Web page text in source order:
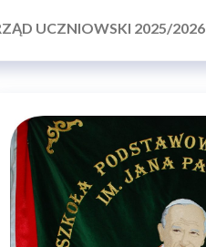
UCZNIOWSKI 2025/2026